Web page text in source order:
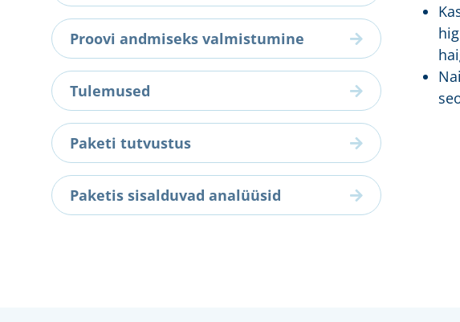
Proovi andmiseks valmistumine
Tulemused
Paketi tutvustus
Paketis sisalduvad analüüsid